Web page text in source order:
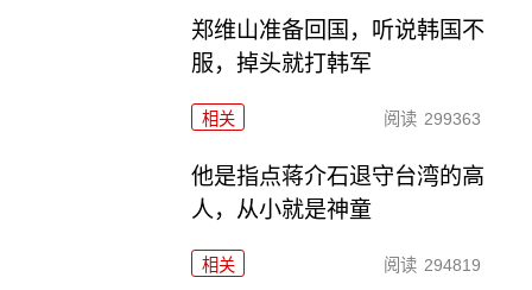
郑维山准备回国，听说韩国不
服，掉头就打韩军
相关 阅读 299363
他是指点蒋介石退守台湾的高
人，从小就是神童
相关 阅读 294819